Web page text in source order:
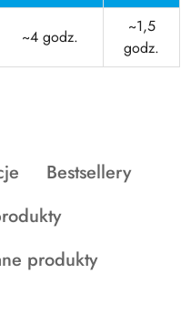
~4 godz.
~1,5
godz.
Produkty
statusie:
Bestsellery
produkty